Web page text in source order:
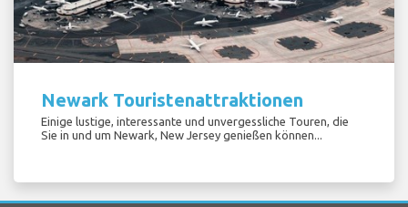
Newark Touristenattraktionen
Einige lustige, interessante und unvergessliche Touren, die
Sie in und um Newark, New Jersey genießen können...